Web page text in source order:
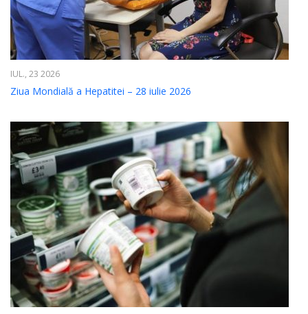
IUL., 23 2026
Ziua Mondială a Hepatitei – 28 iulie 2026